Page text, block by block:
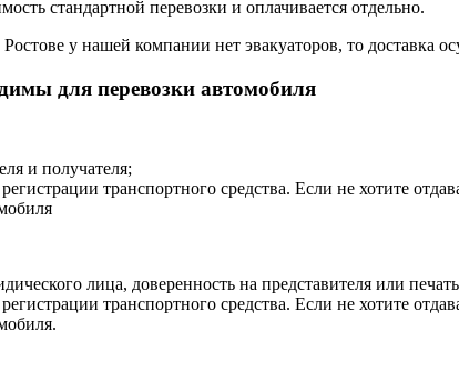
стандартной перевозки и оплачивается отдельно.
у нашей компании нет эвакуаторов, то доставка
для перевозки автомобиля
и получателя;
транспортного средства. Если не хотите
лица, доверенность на представителя или
транспортного средства. Если не хотите